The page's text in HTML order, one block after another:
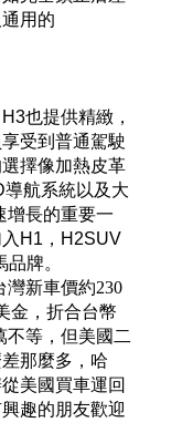
用的
也提供精緻，
受到普通駕駛
擇像加熱皮革
航系統以及大
增長的重要一
H1，H2SUV
牌。
新車價約230
金，折合台幣
不等，但美國二
那麼多，哈
美國買車運回
趣的朋友歡迎